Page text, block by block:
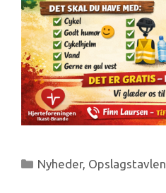
Kategorier
Nyheder, Opslagstavlen